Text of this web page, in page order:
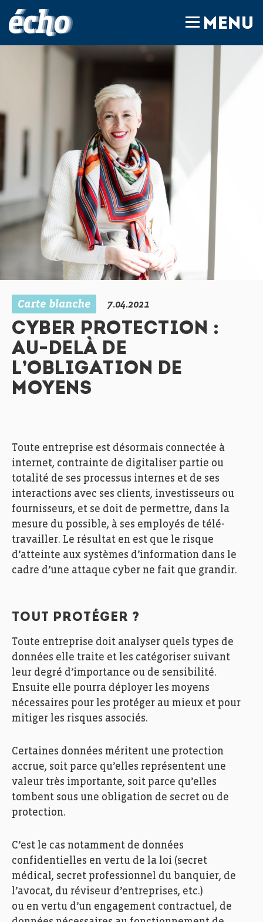
MENU
Carte blanche 7.04.2021
CYBER PROTECTION :
AU-DELÀ DE
L’OBLIGATION DE
MOYENS
Toute entreprise est désormais connectée à
internet, contrainte de digitaliser partie ou
totalité de ses processus internes et de ses
interactions avec ses clients, investisseurs ou
fournisseurs, et se doit de permettre, dans la
mesure du possible, à ses employés de télé-
travailler. Le résultat en est que le risque
d’atteinte aux systèmes d’information dans le
cadre d’une attaque cyber ne fait que grandir.
TOUT PROTÉGER ?
Toute entreprise doit analyser quels types de
données elle traite et les catégoriser suivant
leur degré d’importance ou de sensibilité.
Ensuite elle pourra déployer les moyens
nécessaires pour les protéger au mieux et pour
mitiger les risques associés.
Certaines données méritent une protection
accrue, soit parce qu’elles représentent une
valeur très importante, soit parce qu’elles
tombent sous une obligation de secret ou de
protection.
C’est le cas notamment de données
confidentielles en vertu de la loi (secret
médical, secret professionnel du banquier, de
l’avocat, du réviseur d’entreprises, etc.)
ou en vertu d’un engagement contractuel, de